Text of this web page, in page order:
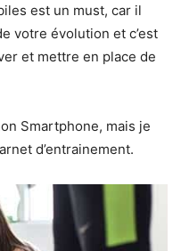
est un must, car il
votre évolution et c’est
et mettre en place de
Smartphone, mais je
d’entrainement.